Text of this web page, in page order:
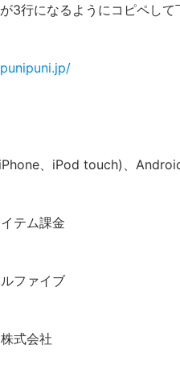
3行になるようにコピペして
、iPod touch)、
テム課金
ファイブ
式会社